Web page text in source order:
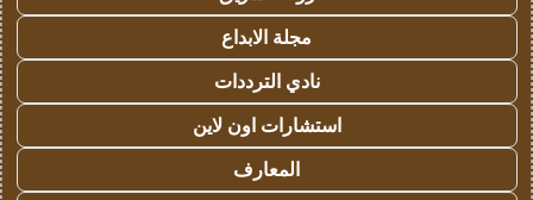
مجلة الابداع
نادي الترددات
استشارات اون لاين
المعارف